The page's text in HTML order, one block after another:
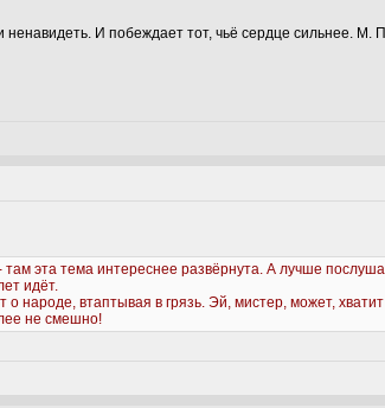
И побеждает тот, чьё сердце сильнее. М.
эта тема интереснее развёрнута. А лучше
идёт.
народе, втаптывая в грязь. Эй, мистер, может,
не смешно!